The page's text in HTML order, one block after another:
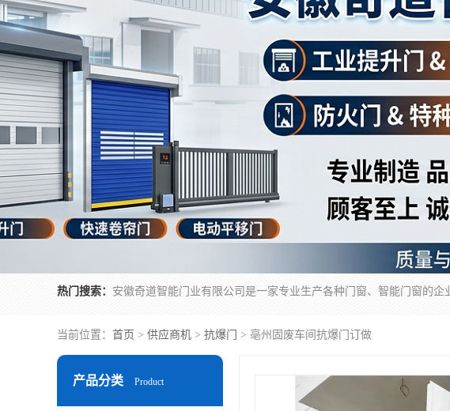
热门搜索：
当前位置： 首页 > 供应商机 > 抗爆门 > 亳州固废车间抗爆门订做
产品分类 Product